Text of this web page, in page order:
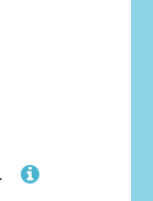
Kleidung Schwarz 3XL